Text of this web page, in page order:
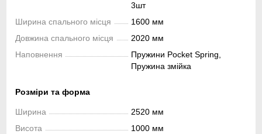
3шт
Ширина спального місця
1600 мм
Довжина спального місця
2020 мм
Наповнення
Пружини Pocket Spring,
Пружина змійка
Розміри та форма
Ширина
2520 мм
Висота
1000 мм